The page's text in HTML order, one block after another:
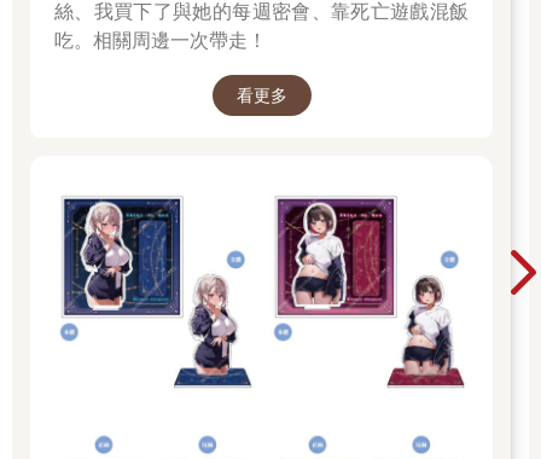
絲、我買下了與她的每週密會、靠死亡遊戲混飯
吃。相關周邊一次帶走！
看更多